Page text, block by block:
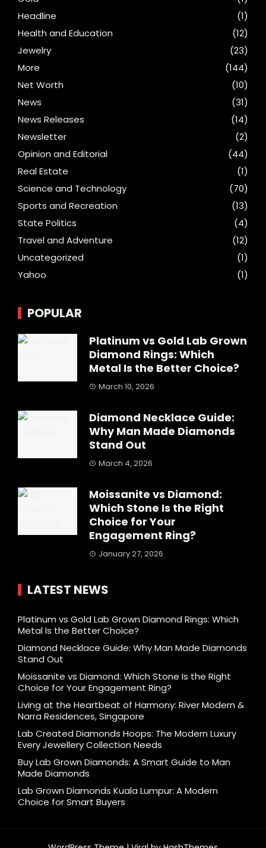
Headline
(1)
Health and Education
(12)
Jewelry
(23)
More
(144)
Net Worth
(10)
News
(31)
News Releases
(14)
Newsletter
(2)
Opinion and Editorial
(44)
Real Estate
(1)
Science and Technology
(70)
Sports and Recreation
(13)
State Politics
(4)
Travel and Adventure
(12)
Uncategorized
(1)
Yahoo
(1)
POPULAR
Platinum vs Gold Lab Grown
Diamond Rings: Which
Metal Is the Better Choice?
March 10, 2026
Diamond Necklace Guide:
Why Man Made Diamonds
Stand Out
March 4, 2026
Moissanite vs Diamond:
Which Stone Is the Right
Choice for Your
Engagement Ring?
January 27, 2026
LATEST NEWS
Platinum vs Gold Lab Grown Diamond Rings: Which
Metal Is the Better Choice?
Diamond Necklace Guide: Why Man Made Diamonds
Stand Out
Moissanite vs Diamond: Which Stone Is the Right
Choice for Your Engagement Ring?
Living at the Heartbeat of Harmony: River Modern &
Narra Residences, Singapore
Lab Created Diamonds Hoops: The Modern Luxury
Every Jewellery Collection Needs
Buy Lab Grown Diamonds: A Smart Guide to Man
Made Diamonds
Lab Grown Diamonds Kuala Lumpur: A Modern
Choice for Smart Buyers